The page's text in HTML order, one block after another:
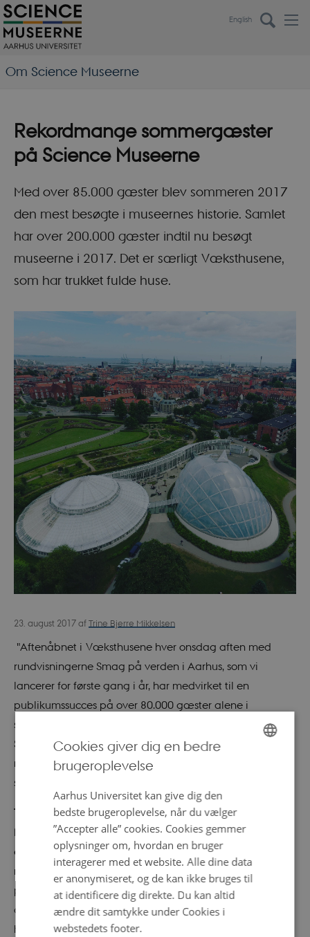
English
Om Science Museerne
Rekordmange sommergæster
på Science Museerne
Med over 85.000 gæster blev sommeren 2017
den mest besøgte i museernes historie. Samlet
har over 200.000 gæster indtil nu besøgt
museerne i 2017. Det er særligt Væksthusene,
som har trukket fulde huse.
23. august 2017 af Trine Bjerre Mikkelsen
"Aftenåbnet i Væksthusene hver onsdag aften med
rundvisningerne Smag på verden i Aarhus, som vi
lancerer for første gang i år, har medvirket til en
publikumssucces på over 80.000 gæster alene i
sommermånederne i Væksthusene," siger direktør for
Science Museerne Bent Lorenzen. "Derudover betyder en
regnvåd sommer og det, at Aarhus er kulturby, helt
sikkert også noget."
Tilfredse besøgende
Men ikke kun antallet af gæster har betydning. At den
enkelte gæst får en god oplevelse med sig hjem, er
mindst ligeså vigtigt. "På sociale medier og i vores
personlige kontakt med de besøgende får vi masser af
god respons tilbage," siger Bent Lorenzen. "Ikke mindst
har vi fået mange positive tilbagemeldinger på
Cookies giver dig en bedre
brugeroplevelse
Aarhus Universitet kan give dig den
bedste brugeroplevelse, når du vælger
”Accepter alle” cookies. Cookies gemmer
oplysninger om, hvordan en bruger
interagerer med et website. Alle dine data
er anonymiseret, og de kan ikke bruges til
at identificere dig direkte. Du kan altid
ændre dit samtykke under Cookies i
webstedets footer.